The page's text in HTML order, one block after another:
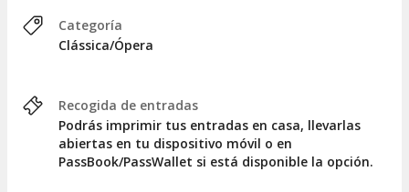
Categoría
Clássica/Ópera
Recogida de entradas
Podrás imprimir tus entradas en casa, llevarlas
abiertas en tu dispositivo móvil o en
PassBook/PassWallet si está disponible la opción.